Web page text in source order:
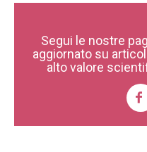
Segui le nostre
aggiornato su
alto valore